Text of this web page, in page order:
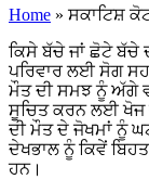
Home » ਸਕਾਟਿਸ਼
ਕਿਸੇ ਬੱਚੇ ਜਾਂ ਛੋਟੇ ਬੱਚੇ
ਪਰਿਵਾਰ ਲਈ ਸੋਗ
ਮੌਤ ਦੀ ਸਮਝ ਨੂੰ ਅੱਗੇ
ਸੂਚਿਤ ਕਰਨ ਲਈ
ਦੀ ਮੌਤ ਦੇ ਜੋਖਮਾਂ ਨੂੰ
ਦੇਖਭਾਲ ਨੂੰ ਕਿਵੇਂ
ਹਨ।